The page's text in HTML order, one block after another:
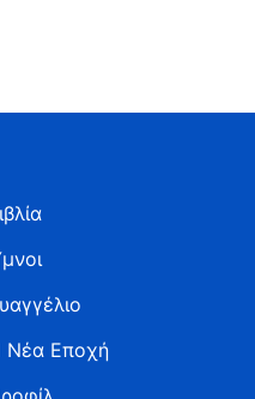
Νέα Εποχή